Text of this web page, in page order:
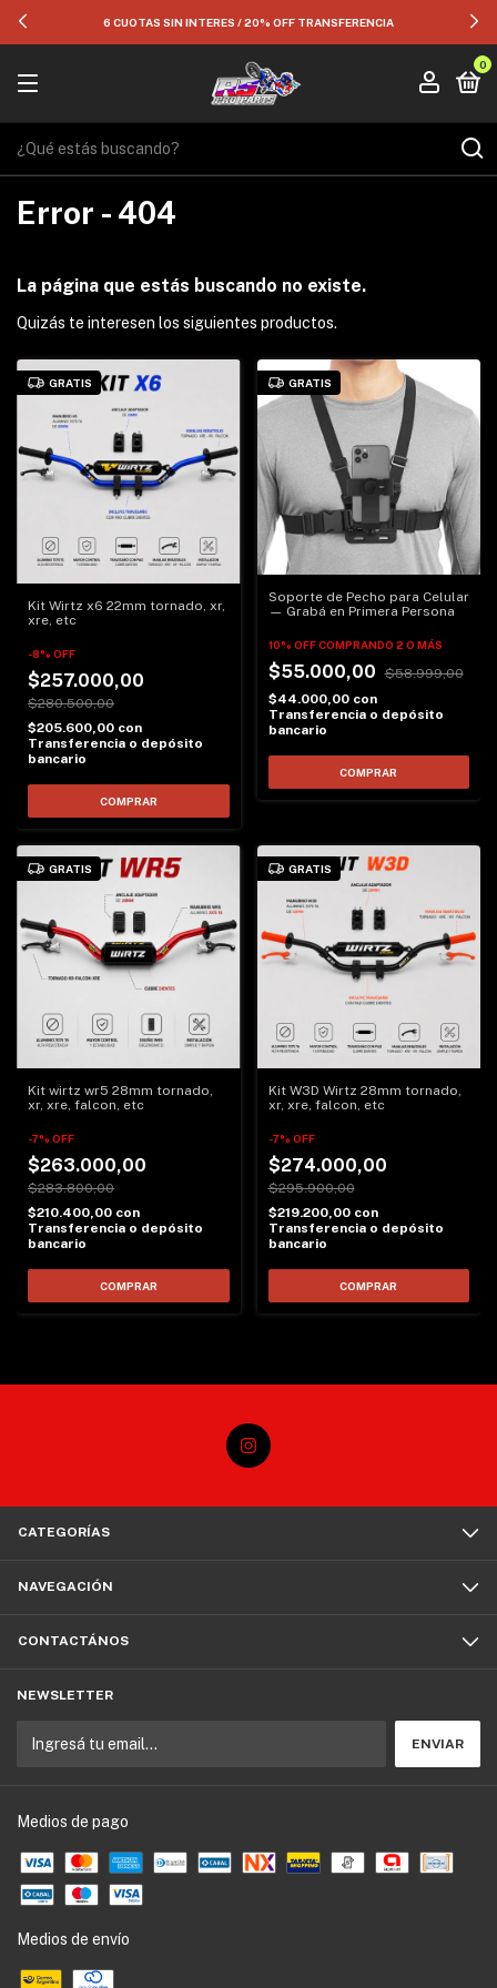
6 CUOTAS SIN INTERES / 20% OFF TRANSFERENCIA
0
Error - 404
La página que estás buscando no existe.
Quizás te interesen los siguientes productos.
GRATIS
Kit Wirtz x6 22mm tornado, xr,
xre, etc
-8% OFF
$257.000,00
$280.500,00
$205.600,00 con
Transferencia o depósito
bancario
COMPRAR
GRATIS
Soporte de Pecho para Celular
— Grabá en Primera Persona
10% OFF COMPRANDO 2 O MÁS
$55.000,00
$58.999,00
$44.000,00 con
Transferencia o depósito
bancario
GRATIS
Kit wirtz wr5 28mm tornado,
xr, xre, falcon, etc
-7% OFF
$263.000,00
$283.800,00
$210.400,00 con
Transferencia o depósito
bancario
COMPRAR
GRATIS
Kit W3D Wirtz 28mm tornado,
xr, xre, falcon, etc
-7% OFF
$274.000,00
$295.900,00
$219.200,00 con
Transferencia o depósito
bancario
COMPRAR
CATEGORÍAS
NAVEGACIÓN
CONTACTÁNOS
NEWSLETTER
Medios de pago
Medios de envío